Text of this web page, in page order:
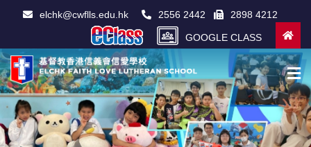
elchk@cwflls.edu.hk 2556 2442 2898 4212
GOOGLE CLASS